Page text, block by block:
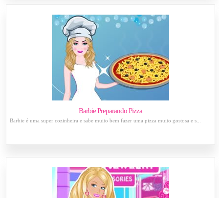
Barbie Preparando Pizza
Barbie é uma super cozinheira e sabe muito bem fazer uma pizza muito gostosa e s...